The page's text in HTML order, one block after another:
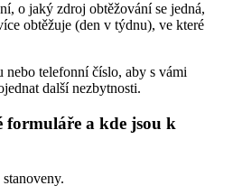
o jaký zdroj obtěžování se jedná,
obtěžuje (den v týdnu), ve které
nebo telefonní číslo, aby s vámi
další nezbytnosti.
formuláře a kde jsou k